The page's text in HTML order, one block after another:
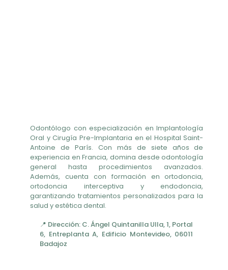
Odontólogo con especialización en Implantología
Oral y Cirugía Pre-Implantaria en el Hospital Saint-
Antoine de París. Con más de siete años de
experiencia en Francia, domina desde odontología
general hasta procedimientos avanzados.
Además, cuenta con formación en ortodoncia,
ortodoncia interceptiva y endodoncia,
garantizando tratamientos personalizados para la
salud y estética dental.
📍 Dirección: C. Ángel Quintanilla Ulla, 1, Portal
6, Entreplanta A, Edificio Montevideo, 06011
Badajoz